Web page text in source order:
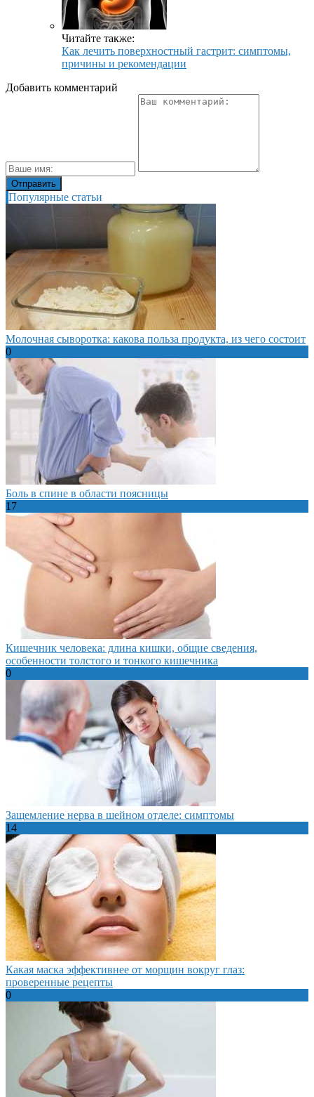
Читайте также:
Как лечить поверхностный гастрит: симптомы,
причины и рекомендации
Добавить комментарий
Популярные статьи
Молочная сыворотка: какова польза продукта, из чего состоит
0
Боль в спине в области поясницы
17
Кишечник человека: длина кишки, общие сведения,
особенности толстого и тонкого кишечника
0
Защемление нерва в шейном отделе: симптомы
14
Какая маска эффективнее от морщин вокруг глаз:
проверенные рецепты
0